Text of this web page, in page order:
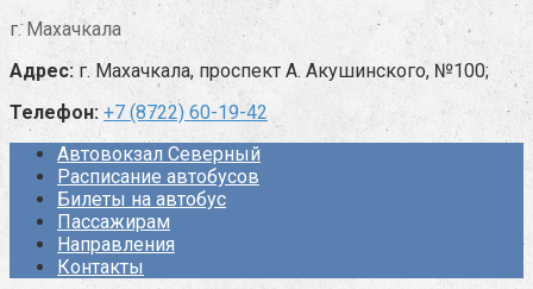
г. Махачкала
Адрес: г. Махачкала, проспект А. Акушинского, №100;
Телефон: +7 (8722) 60-19-42
Автовокзал Северный
Расписание автобусов
Билеты на автобус
Пассажирам
Направления
Контакты